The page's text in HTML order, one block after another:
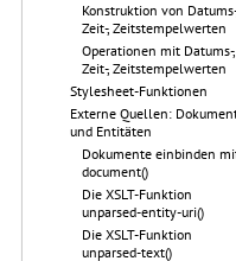
Konstruktion von
Zeit-, Zeitstempelwerten
Operationen mit Datums-,
Zeit-, Zeitstempelwerten
Stylesheet-Funktionen
Externe Quellen:
und Entitäten
Dokumente einbinden
document()
Die XSLT-Funktion
unparsed-entity-uri()
Die XSLT-Funktion
unparsed-text()